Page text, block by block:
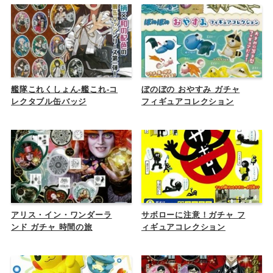
艦隊これくしょん-艦これ-コ
レクタブル缶バッジ
ぼのぼの おやすみ ガチャ
フィギュアコレクション
アリス・イン・ワンダーラ
ンド ガチャ 時間の旅
サボローに注意！ガチャ フ
ィギュアコレクション